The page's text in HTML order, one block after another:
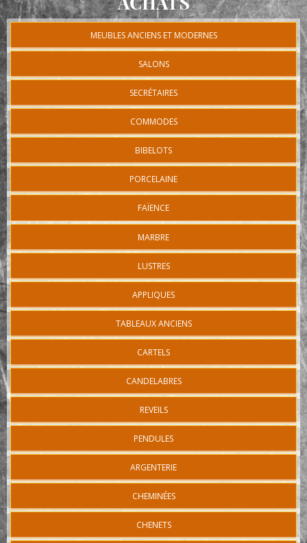
MEUBLES ANCIENS ET MODERNES
SALONS
SECRÉTAIRES
COMMODES
BIBELOTS
PORCELAINE
FAÏENCE
MARBRE
LUSTRES
APPLIQUES
TABLEAUX ANCIENS
CARTELS
CANDELABRES
REVEILS
PENDULES
ARGENTERIE
CHEMINÉES
CHENETS